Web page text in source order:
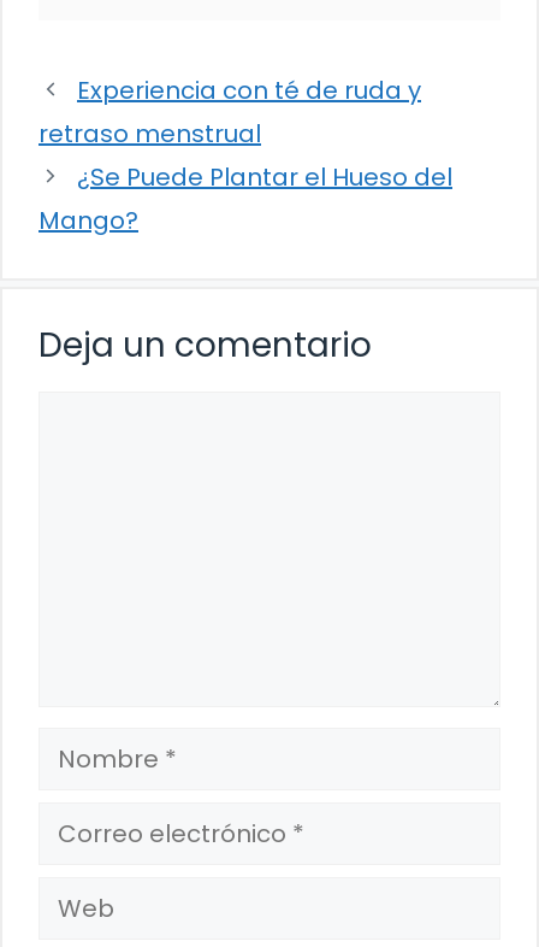
Experiencia con té de ruda y
retraso menstrual
¿Se Puede Plantar el Hueso del
Mango?
Deja un comentario
Nombre
Correo
electrónico
Web